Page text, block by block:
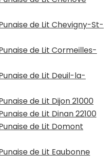
de Lit Chevigny-St-
de Lit Cormeilles-
de Lit Deuil-la-
de Lit Dijon 21000
de Lit Dinan 22100
de Lit Domont
de Lit Eaubonne